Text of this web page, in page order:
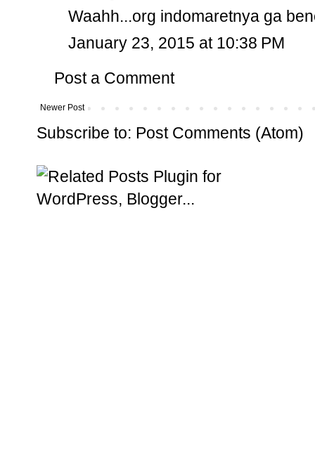
Waahh...org indomaretnya ga
January 23, 2015 at 10:38 PM
Post a Comment
Newer Post
Subscribe to: Post Comments (Atom)